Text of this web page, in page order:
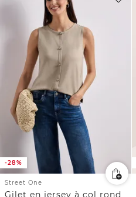
-28%
Street One
Gilet en jersey à col rond